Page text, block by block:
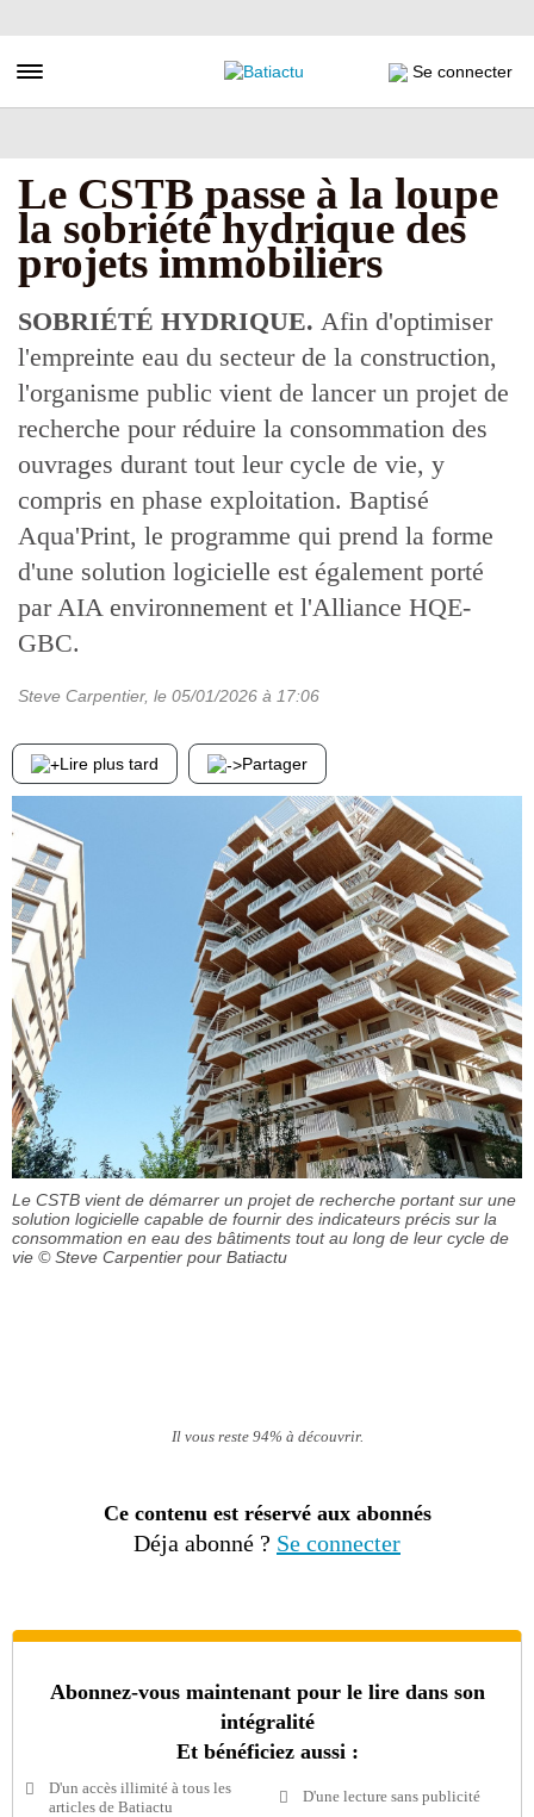
au
principal
Toggle navigation Se connecter
Le CSTB passe à la loupe
la sobriété hydrique des
projets immobiliers
SOBRIÉTÉ HYDRIQUE. Afin d'optimiser
l'empreinte eau du secteur de la construction,
l'organisme public vient de lancer un projet de
recherche pour réduire la consommation des
ouvrages durant tout leur cycle de vie, y
compris en phase exploitation. Baptisé
Aqua'Print, le programme qui prend la forme
d'une solution logicielle est également porté
par AIA environnement et l'Alliance HQE-
GBC.
Steve Carpentier, le 05/01/2026 à 17:06
Lire plus tard Partager
Le CSTB vient de démarrer un projet de recherche portant sur une
solution logicielle capable de fournir des indicateurs précis sur la
consommation en eau des bâtiments tout au long de leur cycle de
vie © Steve Carpentier pour Batiactu
Il vous reste 94% à découvrir.
Ce contenu est réservé aux abonnés
Déja abonné ? Se connecter
Abonnez-vous maintenant pour le lire dans son
intégralité
Et bénéficiez aussi :
D'un accès illimité à tous les
articles de Batiactu
D'une lecture sans publicité